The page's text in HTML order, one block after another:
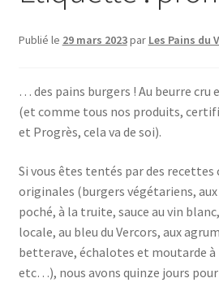
Qui sommes-nous
Actualités
Publié le 29 mars 2023par Les Pains du
… des pains burgers ! Au beurre cru
(et comme tous nos produits,
et Progrès, cela va de soi).
Si vous êtes tentés par des recettes
originales (burgers végétariens,
poché, à la truite, sauce au vin
locale, au bleu du Vercors, aux
betterave, échalotes et moutarde à
etc…), nous avons quinze jours